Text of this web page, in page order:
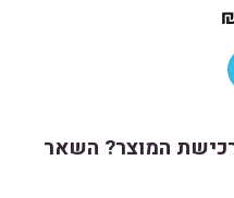
המחיר
הנוכחי
הוא:
המוצר? השאר